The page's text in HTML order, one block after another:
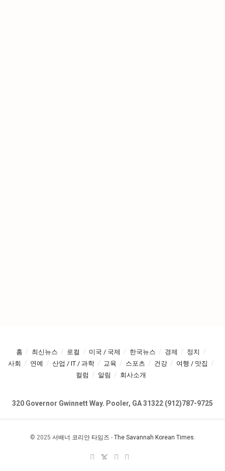
홈 최신뉴스 로컬 미국 / 국제 한국뉴스 경제
정치
사회
연예 산업 / IT / 과학 교육 스포츠 건강
여행 / 맛집
컬럼
알림 회사소개
320 Governor Gwinnett Way. Pooler, GA 31322 (912)787-9725
© 2025 서배너 코리안 타임즈 - The Savannah Korean Times